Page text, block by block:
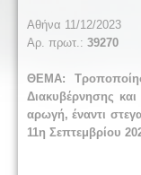
Αθήνα 11/12/2023
Αρ. πρωτ.: 39270
ΘΕΜΑ:
Διακυβέρνησης
αρωγή, έναντι
11η Σεπτεμβρίου